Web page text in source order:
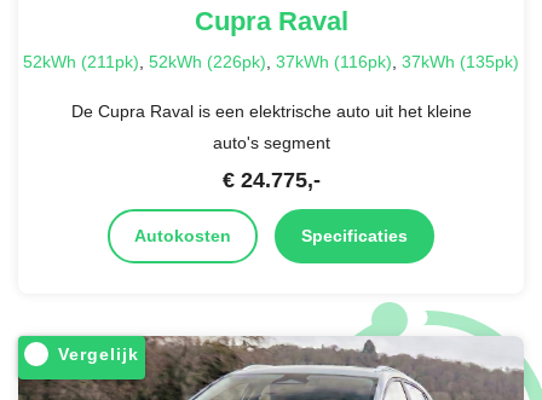
CupraRaval
52kWh (211pk) 52kWh (226pk) 37kWh (116pk) 37kWh (135pk)
De Cupra Raval is een elektrische auto uit het kleine
auto's segment
€ 24.775,-
Autokosten Specificaties
Vergelijk